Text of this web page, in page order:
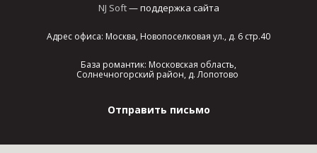
NJ Soft— поддержка сайта
Адрес офиса: Москва, Новопоселковая ул., д. 6 стр.40
База романтик: Московская область,
Солнечногорский район, д. Лопотово
Отправить письмо